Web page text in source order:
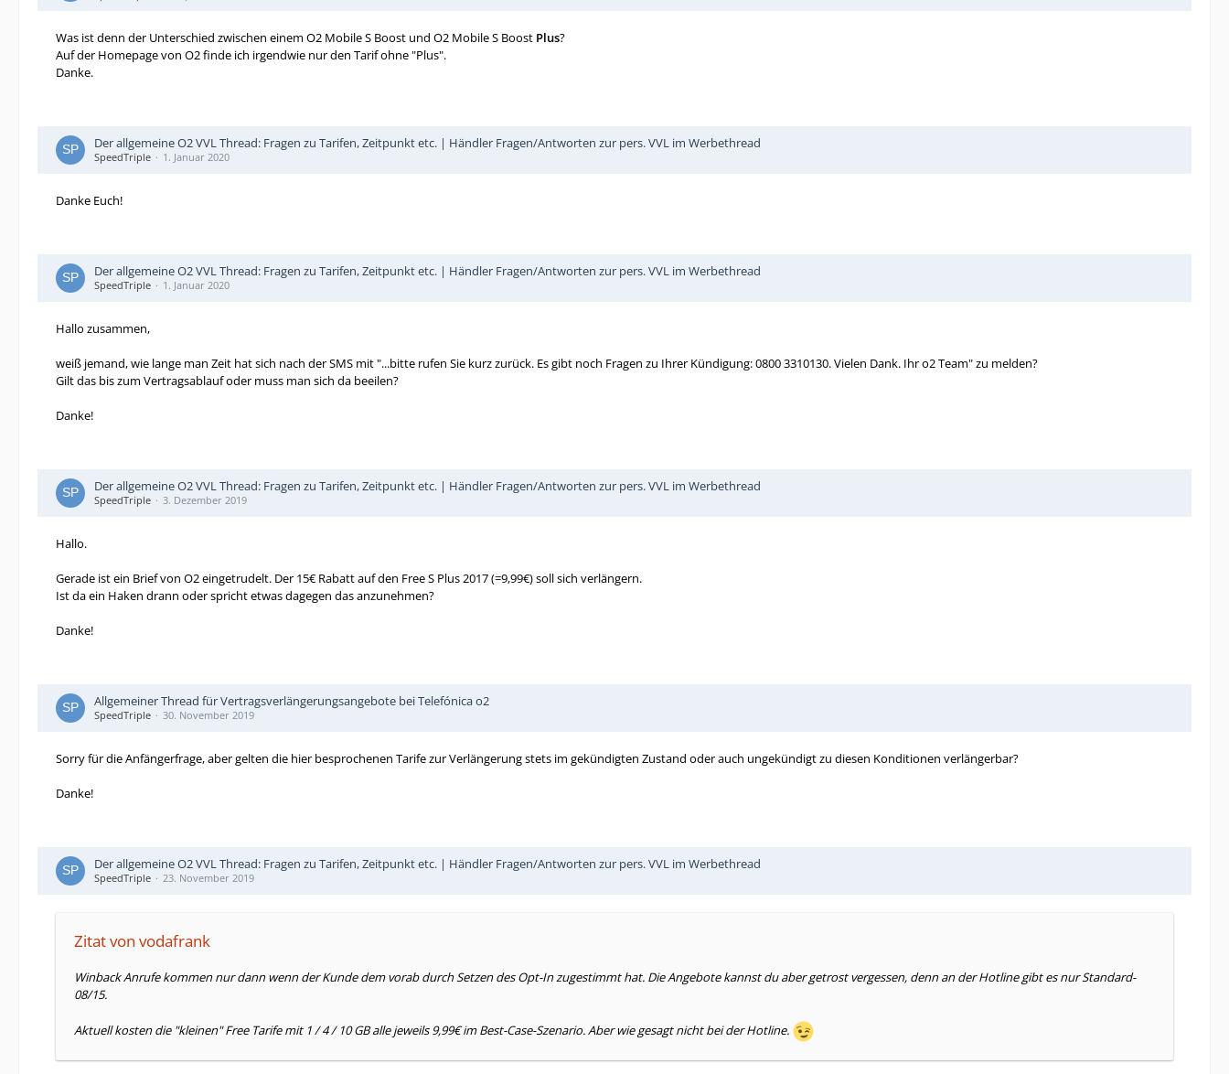
Was ist denn der Unterschied zwischen einem O2 Mobile S Boost und O2 Mobile S Boost Plus?
Auf der Homepage von O2 finde ich irgendwie nur den Tarif ohne "Plus".
Danke.
Der allgemeine O2 VVL Thread: Fragen zu Tarifen, Zeitpunkt etc. | Händler Fragen/Antworten zur pers. VVL im Werbethread
SpeedTriple 1. Januar 2020
Danke Euch!
Der allgemeine O2 VVL Thread: Fragen zu Tarifen, Zeitpunkt etc. | Händler Fragen/Antworten zur pers. VVL im Werbethread
SpeedTriple 1. Januar 2020
Hallo zusammen,
weiß jemand, wie lange man Zeit hat sich nach der SMS mit "...bitte rufen Sie kurz zurück. Es gibt noch Fragen zu Ihrer Kündigung: 0800 3310130. Vielen Dank. Ihr o2 Team" zu melden?
Gilt das bis zum Vertragsablauf oder muss man sich da beeilen?
Danke!
Der allgemeine O2 VVL Thread: Fragen zu Tarifen, Zeitpunkt etc. | Händler Fragen/Antworten zur pers. VVL im Werbethread
SpeedTriple 3. Dezember 2019
Hallo.
Gerade ist ein Brief von O2 eingetrudelt. Der 15€ Rabatt auf den Free S Plus 2017 (=9,99€) soll sich verlängern.
Ist da ein Haken drann oder spricht etwas dagegen das anzunehmen?
Danke!
Allgemeiner Thread für Vertragsverlängerungsangebote bei Telefónica o2
SpeedTriple 30. November 2019
Sorry für die Anfängerfrage, aber gelten die hier besprochenen Tarife zur Verlängerung stets im gekündigten Zustand oder auch ungekündigt zu diesen Konditionen verlängerbar?
Danke!
Der allgemeine O2 VVL Thread: Fragen zu Tarifen, Zeitpunkt etc. | Händler Fragen/Antworten zur pers. VVL im Werbethread
SpeedTriple 23. November 2019
Zitat von vodafrank
Winback Anrufe kommen nur dann wenn der Kunde dem vorab durch Setzen des Opt-In zugestimmt hat. Die Angebote kannst du aber getrost vergessen, denn an der Hotline gibt es nur Standard-
08/15.
Aktuell kosten die "kleinen" Free Tarife mit 1 / 4 / 10 GB alle jeweils 9,99€ im Best-Case-Szenario. Aber wie gesagt nicht bei der Hotline.